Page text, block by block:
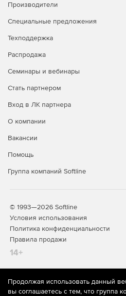
Производители
Специальные предложения
Техподдержка
Распродажа
Семинары и вебинары
Стать партнером
Вход в ЛК партнера
О компании
Вакансии
Помощь
Группа компаний Softline
© 1993—2026 Softline
Условия использования
Политика конфиденциальности
Правила продажи
14+
На информационном ресурсе
Продолжая использовать данный
вы соглашаетесь с тем, что группа